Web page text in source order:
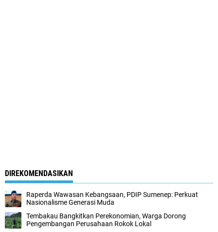
DIREKOMENDASIKAN
Raperda Wawasan Kebangsaan, PDIP Sumenep: Perkuat
Nasionalisme Generasi Muda
Tembakau Bangkitkan Perekonomian, Warga Dorong
Pengembangan Perusahaan Rokok Lokal